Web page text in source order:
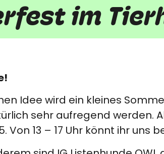
im
Idee wird ein kleines
sehr aufregend werden.
Von 13 – 17 Uhr könnt ihr uns